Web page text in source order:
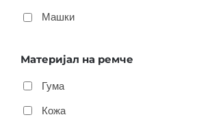
Машки
Материјал на ремче
Гума
Кожа